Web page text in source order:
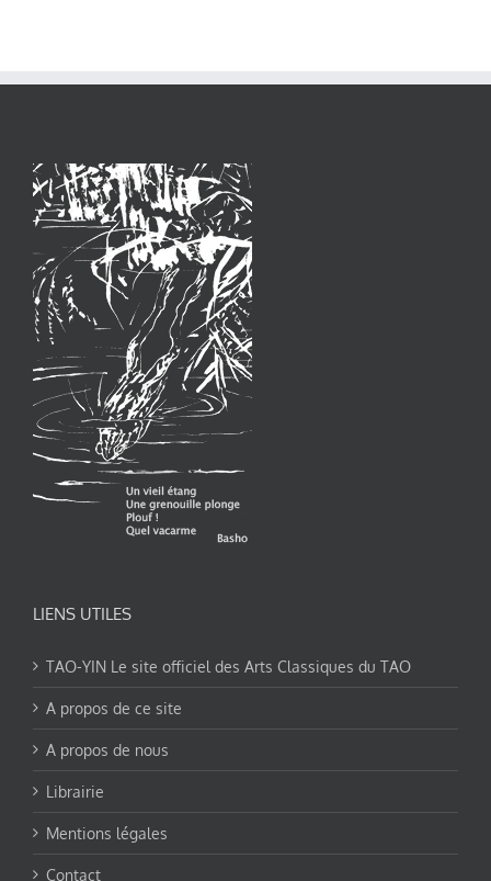
LIENS UTILES
TAO-YIN Le site officiel des Arts Classiques du TAO
A propos de ce site
A propos de nous
Librairie
Mentions légales
Contact